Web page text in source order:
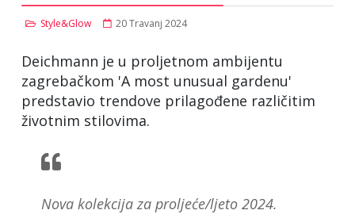
Style&Glow 20 Travanj 2024
Deichmann je u proljetnom ambijentu
zagrebačkom 'A most unusual gardenu'
predstavio trendove prilagođene različitim
životnim stilovima.
Nova kolekcija za proljeće/ljeto 2024.